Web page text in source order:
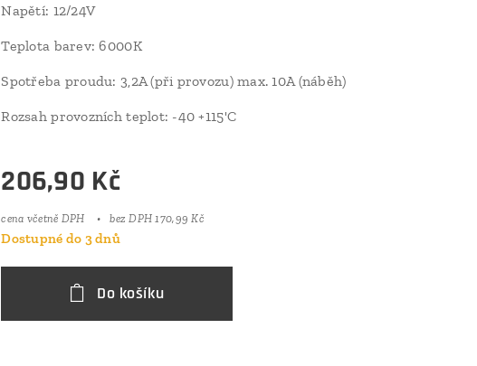
Napětí: 12/24V
Teplota barev: 6000K
Spotřeba proudu: 3,2A (při provozu) max. 10A (náběh)
Rozsah provozních teplot: -40 +115'C
206,90 Kč
cena včetně DPH bez DPH 170,99 Kč
Dostupné do 3 dnů
Do košíku